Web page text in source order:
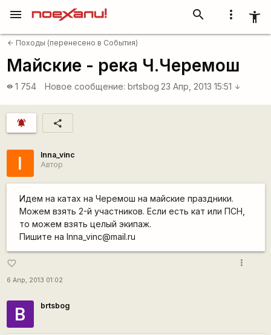
more_vert accessibility_new
search
menu
arrow_back Походы (перенесено в События)
Майские - река Ч.Черемош
visibility 1 754 Новое сообщение: brtsbog 23 Апр, 2013 15:51 arrow_downward
notifications_active share
I
Inna_vinc
Автор
Идем на катах на Черемош на майские праздники.
Можем взять 2-й участников. Если есть кат или ПСН,
то можем взять целый экипаж.
Пишите на Inna_vinc@mail.ru
favorite_border
6 Апр, 2013 01:02
more_vert
B brtsbog